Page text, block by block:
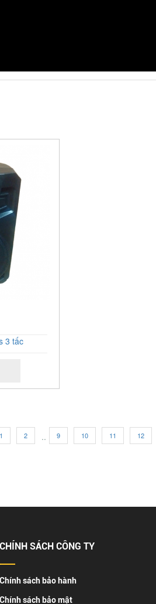
3 tấc
1 2 .. 9 10 11 12
CHÍNH SÁCH CÔNG TY
Chính sách bảo hành
Chính sách bảo mật